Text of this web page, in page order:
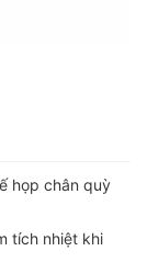
họp chân quỳ
tích nhiệt khi